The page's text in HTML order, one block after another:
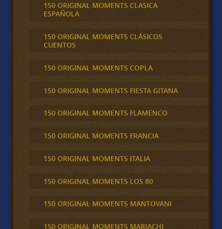
150 ORIGINAL MOMENTS CLASICA
ESPAÑOLA
150 ORIGINAL MOMENTS CLÁSICOS
CUENTOS
150 ORIGINAL MOMENTS COPLA
150 ORIGINAL MOMENTS FIESTA GITANA
150 ORIGINAL MOMENTS FLAMENCO
150 ORIGINAL MOMENTS FRANCIA
150 ORIGINAL MOMENTS ITALIA
150 ORIGINAL MOMENTS LOS 80
150 ORIGINAL MOMENTS MANTOVANI
150 ORIGINAL MOMENTS MARIACHI